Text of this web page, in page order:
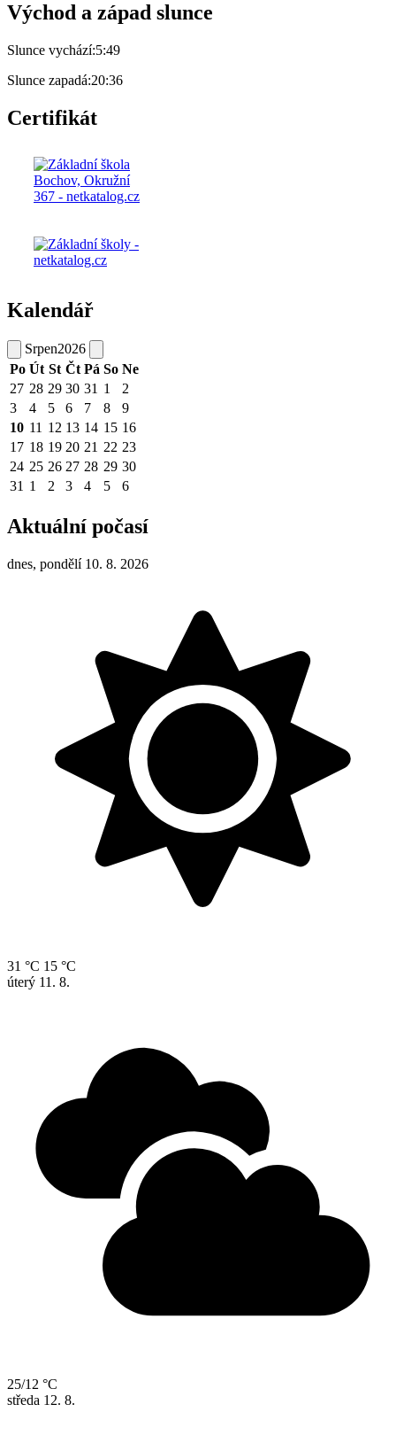
Východ a západ slunce
Slunce vychází:5:49
Slunce zapadá:20:36
Certifikát
Kalendář
Srpen2026
Po Út St Čt Pá So Ne
27 28 29 30 31 1
2
3
4 5 6 7 8
9
10 11 12 13 14 15 16
17 18 19 20 21 22 23
24 25 26 27 28 29 30
31 1 2 3 4 5 6
Aktuální počasí
dnes, pondělí 10. 8. 2026
31 °C 15 °C
úterý 11. 8.
25/12 °C
středa 12. 8.